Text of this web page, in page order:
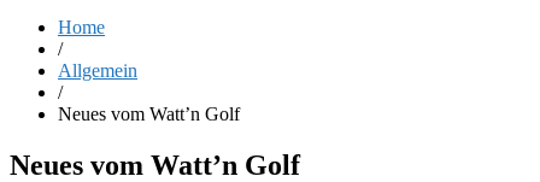
Home
/
Allgemein
/
Neues vom Watt’n Golf
Neues vom Watt’n Golf